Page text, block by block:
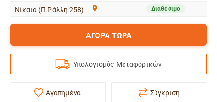
Νίκαια (Π.Ράλλη 258) Διαθέσιμο
ΑΓΟΡΑ ΤΩΡΑ
Υπολογισμός Μεταφορικών
Αγαπημένα Σύγκριση